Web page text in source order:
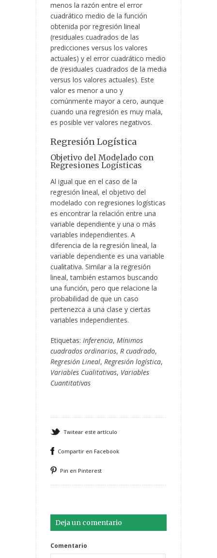
menos la razón entre el error
cuadrático medio de la función
obtenida por regresión lineal
(residuales cuadrados de las
predicciones versus los valores
actuales) y el error cuadrático medio
de (residuales cuadrados de la media
versus los valores actuales). Este
valor es menor a uno y
comúnmente mayor a cero, aunque
cuando una regresión es muy mala,
es posible ver valores negativos.
Regresión Logística
Objetivo del Modelado con
Regresiones Logísticas
Al igual que en el caso de la
regresión lineal, el objetivo del
modelado con regresiones logísticas
es encontrar la relación entre una
variable dependiente y una o más
variables independientes. A
diferencia de la regresión lineal, la
variable dependiente es una variable
cualitativa. Similar a la regresión
lineal, también estamos buscando
una función, pero que relacione la
probabilidad de que un caso
pertenezca a una clase y ciertas
variables independientes.
Etiquetas: Inferencia, Mínimos
cuadrados ordinarios, R cuadrado,
Regresión Lineal, Regresión logística,
Variables Cualitativas, Variables
Cuantitativas
Twitear este artículo
Compartir en Facebook
Pin en Pinterest
Deja un comentario
Comentario